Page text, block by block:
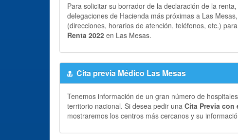
Para solicitar su borrador de la declaración de la
delegaciones de Hacienda más próximas a Las
(direcciones, horarios de atención, teléfonos, etc.)
Renta 2022 en Las Mesas.
Cita previa Médico Las Mesas
Tenemos información de un gran número de
territorio nacional. Si desea pedir una Cita Previa con
mostraremos los centros más cercanos y su